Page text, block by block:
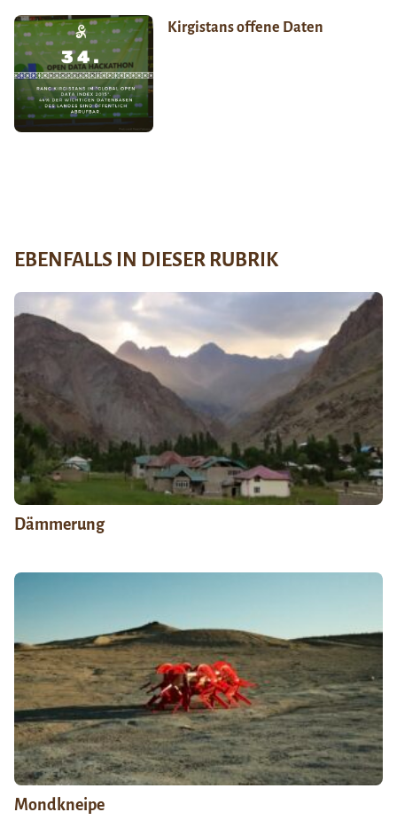
Kirgistans offene Daten
EBENFALLS IN DIESER RUBRIK
Dämmerung
Mondkneipe